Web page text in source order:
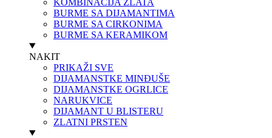
KOMBINACIJA ZLATA
BURME SA DIJAMANTIMA
BURME SA CIRKONIMA
BURME SA KERAMIKOM
NAKIT
PRIKAŽI SVE
DIJAMANSTKE MINĐUŠE
DIJAMANSTKE OGRLICE
NARUKVICE
DIJAMANT U BLISTERU
ZLATNI PRSTEN